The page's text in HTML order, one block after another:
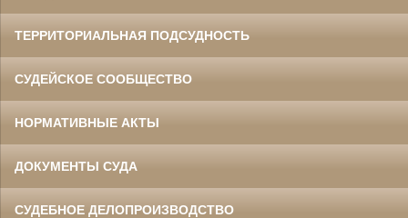
ТЕРРИТОРИАЛЬНАЯ ПОДСУДНОСТЬ
СУДЕЙСКОЕ СООБЩЕСТВО
НОРМАТИВНЫЕ АКТЫ
ДОКУМЕНТЫ СУДА
СУДЕБНОЕ ДЕЛОПРОИЗВОДСТВО